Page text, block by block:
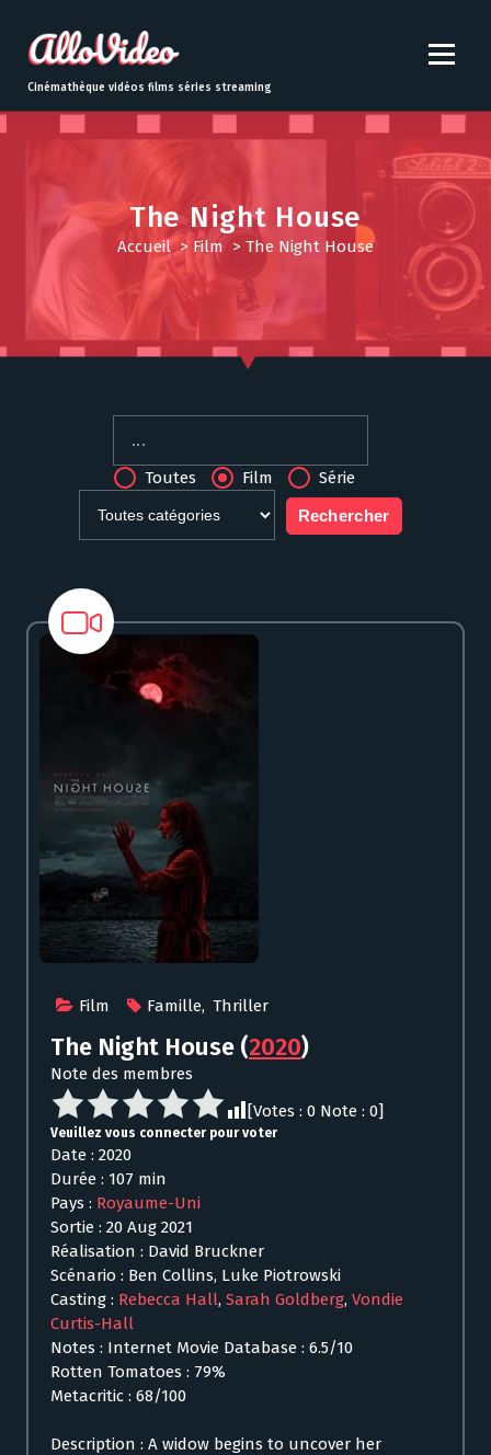
t
o
Cinémathèque vidéos films séries streaming
The Night House
Accueil> Film> The Night House
Toutes Film Série
Film Famille, Thriller
The Night House (2020)
Note des membres
[Votes : 0 Note : 0]
Veuillez vous connecter pour voter
Date : 2020
Durée : 107 min
Pays : Royaume-Uni
Sortie : 20 Aug 2021
Réalisation : David Bruckner
Scénario : Ben Collins, Luke Piotrowski
Casting : Rebecca Hall, Sarah Goldberg, Vondie
Curtis-Hall
Notes : Internet Movie Database : 6.5/10
Rotten Tomatoes : 79%
Metacritic : 68/100
Description : A widow begins to uncover her